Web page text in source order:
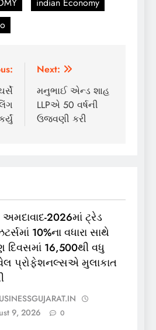
Next:
મનુભાઈ એન્ડ શાહ
LLPએ 50 વર્ષની
ઉજવણી કરી
અમદાવાદ-2026માં ટ્રેડ
10%ના વધારા સાથે
દિવસમાં 16,500થી વધુ
પ્રોફેશનલ્સએ મુલાકાત
9, 2026
0